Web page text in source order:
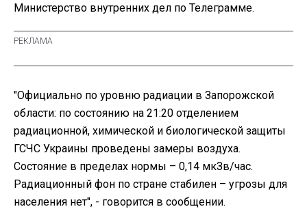
Министерство внутренних дел по Телеграмме.
"Официально по уровню радиации в Запорожской
области: по состоянию на 21:20 отделением
радиационной, химической и биологической защиты
ГСЧС Украины проведены замеры воздуха.
Состояние в пределах нормы – 0,14 мкЗв/час.
Радиационный фон по стране стабилен – угрозы для
населения нет", - говорится в сообщении.